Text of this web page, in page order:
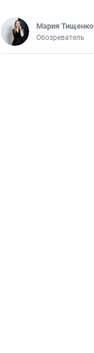
Мария Тищенко
Обозреватель